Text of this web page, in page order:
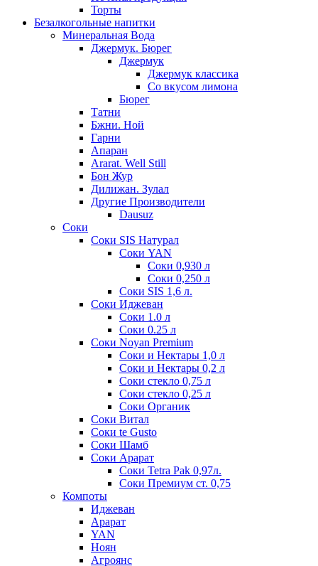
Торты
Безалкогольные напитки
Минеральная Вода
Джермук. Бюрег
Джермук
Джермук классика
Со вкусом лимона
Бюрег
Татни
Бжни. Ной
Гарни
Апаран
Ararat. Well Still
Бон Жур
Дилижан. Зулал
Другие Производители
Dausuz
Соки
Соки SIS Натурал
Соки YAN
Соки 0,930 л
Соки 0,250 л
Соки SIS 1,6 л.
Соки Иджеван
Соки 1.0 л
Соки 0.25 л
Соки Noyan Premium
Соки и Нектары 1,0 л
Соки и Нектары 0,2 л
Соки стекло 0,75 л
Соки стекло 0,25 л
Соки Органик
Соки Витал
Соки te Gusto
Соки Шамб
Соки Арарат
Соки Tetra Pak 0,97л.
Соки Премиум ст. 0,75
Компоты
Иджеван
Арарат
YAN
Ноян
Агроянс